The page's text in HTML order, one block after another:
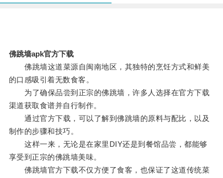
佛跳墙apk官方下载
佛跳墙这道菜源自闽南地区，其独特的烹饪方式和鲜美
的口感吸引着无数食客。
为了确保品尝到正宗的佛跳墙，许多人选择在官方下载
渠道获取食谱并自行制作。
通过官方下载，可以了解到佛跳墙的原料与配比，以及
制作的步骤和技巧。
这样一来，无论是在家里DIY还是到餐馆品尝，都能够
享受到正宗的佛跳墙美味。
佛跳墙官方下载不仅方便了食客，也保证了这道传统菜